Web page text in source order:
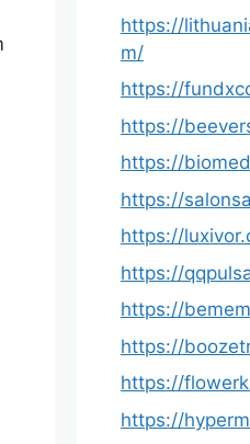
https://
m/
https://
https://
https://
https://
https://
https://
https://
https://
https://
https://